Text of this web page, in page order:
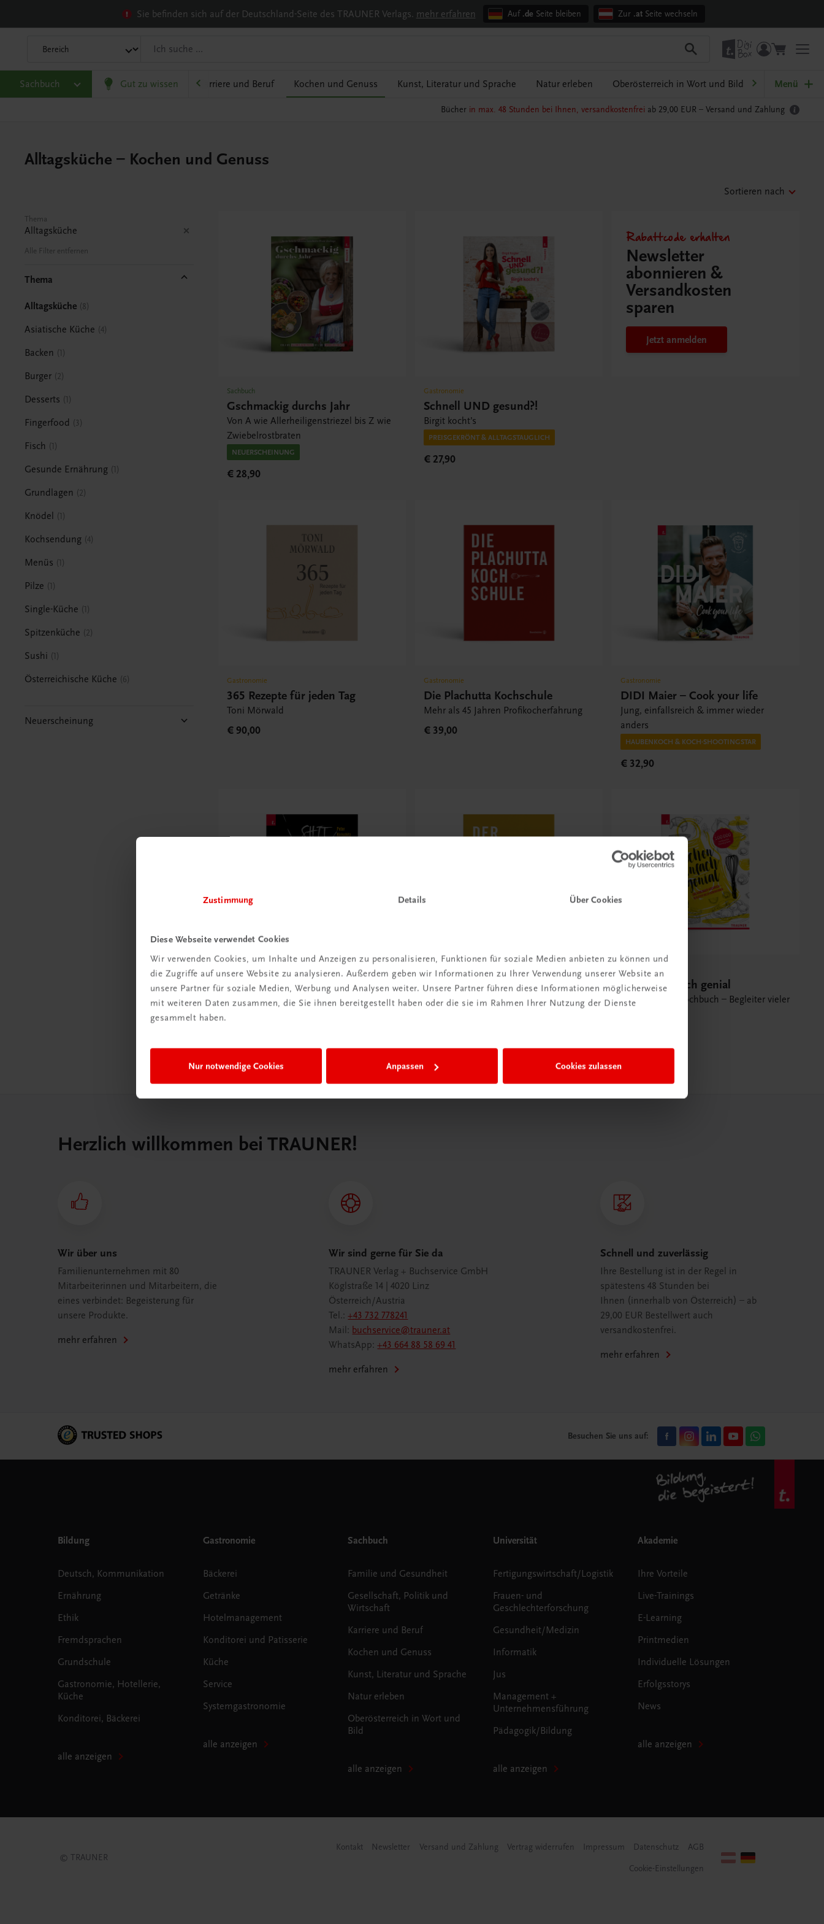
Zustimmung Details Über Cookies
Diese Webseite verwendet Cookies
Wir verwenden Cookies, um Inhalte und Anzeigen zu personalisieren, Funktionen für soziale Medien anbieten zu können und
die Zugriffe auf unsere Website zu analysieren. Außerdem geben wir Informationen zu Ihrer Verwendung unserer Website an
unsere Partner für soziale Medien, Werbung und Analysen weiter. Unsere Partner führen diese Informationen möglicherweise
mit weiteren Daten zusammen, die Sie ihnen bereitgestellt haben oder die sie im Rahmen Ihrer Nutzung der Dienste
gesammelt haben.
Nur notwendige Cookies Anpassen Cookies zulassen
Sie befinden sich auf der Deutschland-Seite des TRAUNER Verlags. mehr erfahren Auf .de Seite bleiben Zur .atSeite wechseln
Sachbuch Gut zu wissen
Gesellschaft, Politik und Wirtschaft Karriere und Beruf Kochen und Genuss Kunst, Literatur und Sprache Natur erleben Oberösterreich in Wort und Bild Ratgeber
Menü
Bücher in max. 48 Stunden bei Ihnen, versandkostenfrei ab 29,00 EUR – Versand und Zahlung
Alltagsküche – Kochen und Genuss
Sortieren nach
Thema
Alltagsküche
Alle Filter entfernen
Thema
Alltagsküche 8
Asiatische Küche 4
Backen 1
Burger 2
Desserts 1
Fingerfood 3
Fisch 1
Gesunde Ernährung 1
Grundlagen 2
Knödel 1
Kochsendung 4
Menüs 1
Pilze 1
Single-Küche 1
Spitzenküche 2
Sushi 1
Österreichische Küche 6
Neuerscheinung
Sachbuch
Gschmackig durchs Jahr
Von A wie Allerheiligenstriezel bis Z wie
Zwiebelrostbraten
NEUERSCHEINUNG
€ 28,90
Gastronomie
Schnell UND gesund?!
Birgit kocht’s
PREISGEKRÖNT & ALLTAGSTAUGLICH
€ 27,90
Rabattcode erhalten
Newsletter
abonnieren &
Versandkosten
sparen
Jetzt anmelden
Gastronomie
365 Rezepte für jeden Tag
Toni Mörwald
€ 90,00
Gastronomie
Die Plachutta Kochschule
Mehr als 45 Jahren Profikocherfahrung
€ 39,00
Gastronomie
DIDI Maier – Cook your life
Jung, einfallsreich & immer wieder
anders
HAUBENKOCH & KOCH-SHOOTINGSTAR
€ 32,90
Gastronomie
Shit happens
Kulinarische Höhenflüge statt
Gastronomie
Der Goldene Plachutta
Alle 1500 Rezepte
Gastronomie
Kochen einfach genial
Das Karlinger-Kochbuch – Begleiter vieler
€ 34,90
Herzlich willkommen bei TRAUNER!
Wir über uns
Familienunternehmen mit 80
Mitarbeiterinnen und Mitarbeitern, die
eines verbindet: Begeisterung für
unsere Produkte.
mehr erfahren
Wir sind gerne für Sie da
TRAUNER Verlag + Buchservice GmbH
Köglstraße 14 | 4020 Linz
Österreich/Austria
Tel.:+43 732 778241
Mail: buchservice@trauner.at
WhatsApp:+43 664 88 58 69 41
mehr erfahren
Schnell und zuverlässig
Ihre Bestellung ist in der Regel in
spätestens 48 Stunden bei
Ihnen (innerhalb von Österreich) – ab
29,00 EUR Bestellwert auch
versandkostenfrei.
mehr erfahren
Besuchen Sie uns auf:
Bildung
Deutsch, Kommunikation
Ernährung
Ethik
Fremdsprachen
Grundschule
Gastronomie, Hotellerie,
Küche
Konditorei, Bäckerei
alle anzeigen
Gastronomie
Bäckerei
Getränke
Hotelmanagement
Konditorei und Patisserie
Küche
Service
Systemgastronomie
alle anzeigen
Sachbuch
Familie und Gesundheit
Gesellschaft, Politik und
Wirtschaft
Karriere und Beruf
Kochen und Genuss
Kunst, Literatur und Sprache
Natur erleben
Oberösterreich in Wort und
Bild
alle anzeigen
Universität
Fertigungswirtschaft/Logistik
Frauen- und
Geschlechterforschung
Gesundheit/Medizin
Informatik
Jus
Management +
Unternehmensführung
Pädagogik/Bildung
alle anzeigen
Akademie
Ihre Vorteile
Live-Trainings
E-Learning
Printmedien
Individuelle Lösungen
Erfolgsstorys
News
alle anzeigen
© TRAUNER
Kontakt Newsletter Versand und Zahlung Vertrag widerrufen Impressum Datenschutz AGB
Cookie-Einstellungen